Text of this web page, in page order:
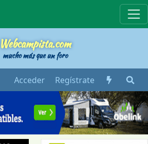
Webcampista.com
mucho más que un foro
Acceder Regístrate